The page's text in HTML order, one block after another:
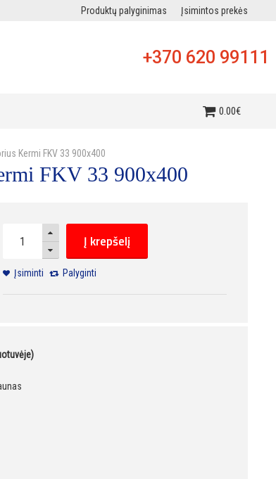
Produktų palyginimas Įsimintos prekės
+370 620 99111
0.00€
Kermi FKV 33 900x400
FKV 33 900x400
Į krepšelį
Įsiminti Palyginti